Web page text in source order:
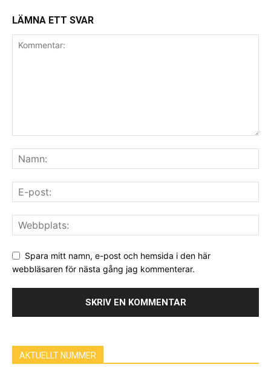
LÄMNA ETT SVAR
Spara mitt namn, e-post och hemsida i den här
webbläsaren för nästa gång jag kommenterar.
AKTUELLT NUMMER